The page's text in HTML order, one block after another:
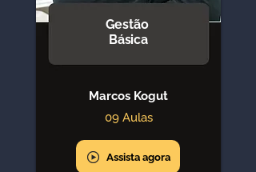
Gestão
Básica
Marcos Kogut
09 Aulas
Assista agora